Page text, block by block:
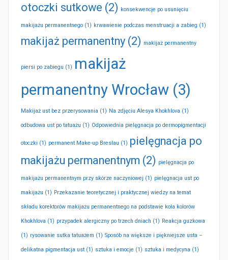
otoczki sutkowe (2) konsekwencje po usunięciu
makijażu permanentnego (1) krwawienie podczas menstruacji a zabieg (1)
makijaż permanentny (2) makijaż permanentny
piersi po zabiegu (1) makijaż
permanentny Wrocław (3)
Makijaż ust bez przerysowania (1) Na zdjęciu Alesya Khokhlova (1)
odbudowa ust po tatuażu (1) Odpowiednia pielęgnacja po dermopigmentacji
otoczki (1) permanent Make-up Breslau (1) pielęgnacja po
makijażu permanentnym (2) pielęgnacja po
makijażu permanentnym przy skórze naczyniowej (1) pielęgnacja ust po
makijażu (1) Przekazanie teoretycznej i praktycznej wiedzy na temat
składu korektorów makijażu permanentnego na podstawie koła kolorów
Khokhlova (1) przypadek alergiczny po trzech dniach (1) Reakcja guzkowa
(1) rysowanie sutka tatuażem (1) Sposób na większe i piękniejsze usta –
delikatna pigmentacja ust (1) sztuka i emocje (1) sztuka i medycyna (1)